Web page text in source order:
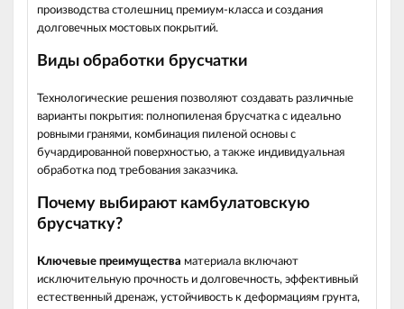
производства столешниц премиум-класса и создания
долговечных мостовых покрытий.
Виды обработки брусчатки
Технологические решения позволяют создавать различные
варианты покрытия: полнопиленая брусчатка с идеально
ровными гранями, комбинация пиленой основы с
бучардированной поверхностью, а также индивидуальная
обработка под требования заказчика.
Почему выбирают камбулатовскую
брусчатку?
Ключевые преимущества материала включают
исключительную прочность и долговечность, эффективный
естественный дренаж, устойчивость к деформациям грунта,